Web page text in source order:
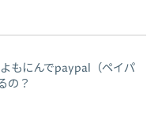
もにんでpaypal（ペイパ
の？